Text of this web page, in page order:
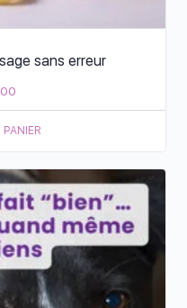
sans erreur